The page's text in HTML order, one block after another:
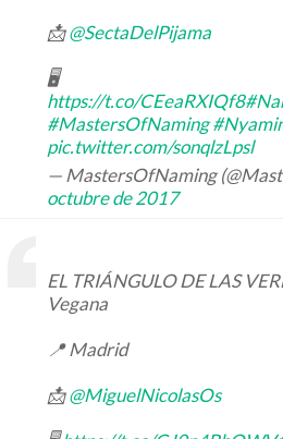
📩@SectaDelPijama
🖥
https://t.co/CEeaRXIQf8
#MastersOfNaming
pic.twitter.com/sonqlzLpsl
— MastersOfNaming
octubre de 2017
EL TRIÁNGULO DE LAS
Vegana
📍 Madrid
📩@MiguelNicolasOs